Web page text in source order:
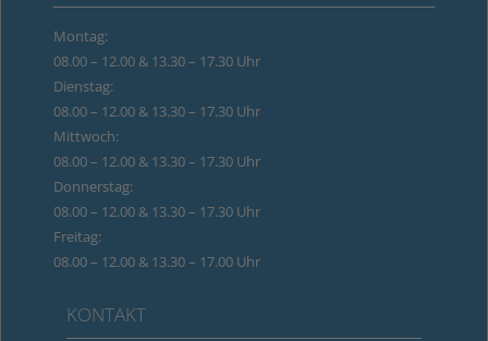
Montag:
08.00 – 12.00 & 13.30 – 17.30 Uhr
Dienstag:
08.00 – 12.00 & 13.30 – 17.30 Uhr
Mittwoch:
08.00 – 12.00 & 13.30 – 17.30 Uhr
Donnerstag:
08.00 – 12.00 & 13.30 – 17.30 Uhr
Freitag:
08.00 – 12.00 & 13.30 – 17.00 Uhr
KONTAKT